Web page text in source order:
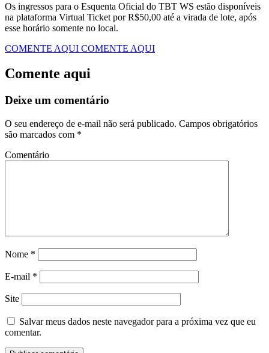
​Os ingressos para o Esquenta Oficial do TBT WS estão disponíveis
na plataforma Virtual Ticket por R$50,00 até a virada de lote, após
esse horário somente no local.
COMENTE AQUI COMENTE AQUI
Comente aqui
Deixe um comentário
O seu endereço de e-mail não será publicado. Campos obrigatórios
são marcados com *
Comentário
Nome *
E-mail *
Site
Salvar meus dados neste navegador para a próxima vez que eu
comentar.